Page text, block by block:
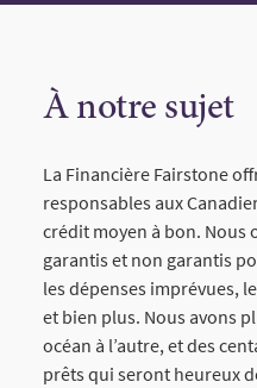
À notre sujet
La Financière Fairstone
responsables aux
crédit moyen à bon. Nous
garantis et non garantis
les dépenses imprévues,
et bien plus. Nous avons
océan à l’autre, et des
prêts qui seront heureux